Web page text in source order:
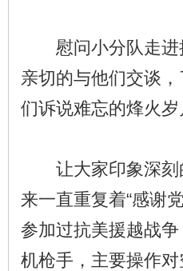
慰问小分队走进
亲切的与他们交谈
们诉说难忘的烽火岁
让大家印象深刻
来一直重复着“感谢
参加过抗美援越战
机枪手，主要操作